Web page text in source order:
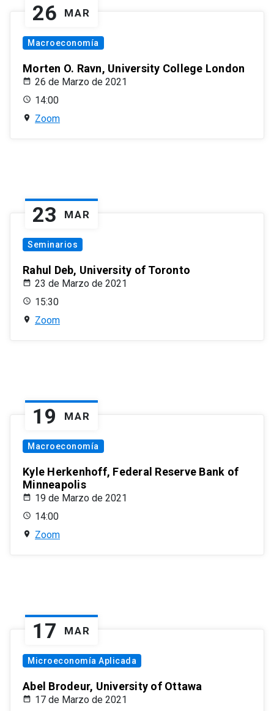
26 MAR
Macroeconomía
Morten O. Ravn, University College London
26 de Marzo de 2021
14:00
Zoom
23 MAR
Seminarios
Rahul Deb, University of Toronto
23 de Marzo de 2021
15:30
Zoom
19 MAR
Macroeconomía
Kyle Herkenhoff, Federal Reserve Bank of
Minneapolis
19 de Marzo de 2021
14:00
Zoom
17 MAR
Microeconomía Aplicada
Abel Brodeur, University of Ottawa
17 de Marzo de 2021